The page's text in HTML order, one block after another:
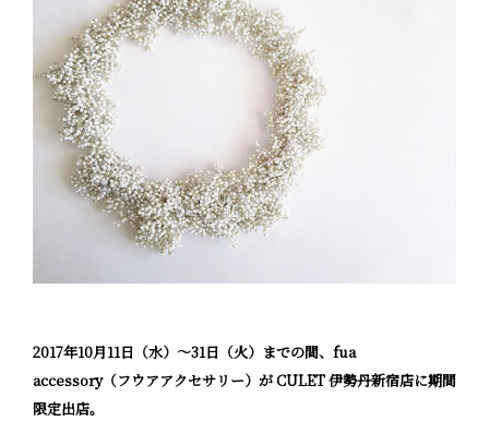
2017年10月11日（水）〜31日（火）までの間、 fua
accessory（フウアアクセサリー）が CULET 伊勢丹新宿店に期間
限定出店。